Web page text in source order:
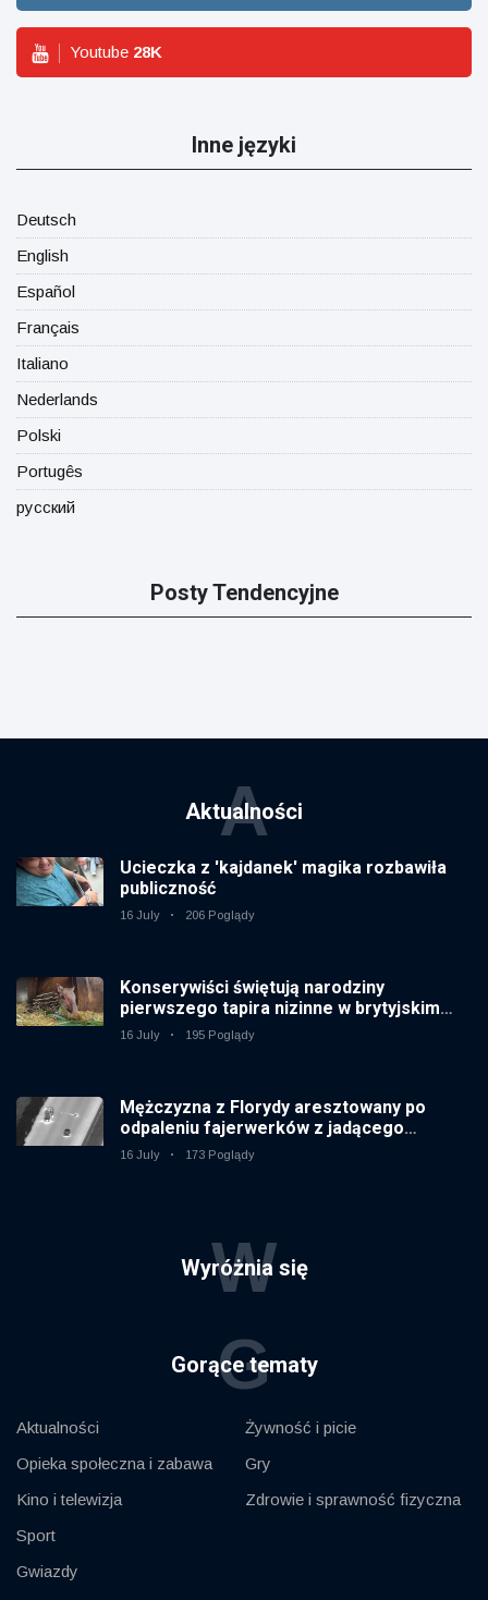
Youtube 28K
Inne języki
Deutsch
English
Español
Français
Italiano
Nederlands
Polski
Portugês
русский
Posty Tendencyjne
Aktualności
A
Ucieczka z 'kajdanek' magika rozbawiła
publiczność
16 July 206 Poglądy
Konserywiści świętują narodziny
pierwszego tapira nizinne w brytyjskim
zoo od 14 lat
16 July 195 Poglądy
Mężczyzna z Florydy aresztowany po
odpaleniu fajerwerków z jadącego
samochodu
16 July 173 Poglądy
Wyróżnia się
W
Gorące tematy
G
Aktualności
Opieka społeczna i zabawa
Kino i telewizja
Sport
Gwiazdy
Żywność i picie
Gry
Zdrowie i sprawność fizyczna